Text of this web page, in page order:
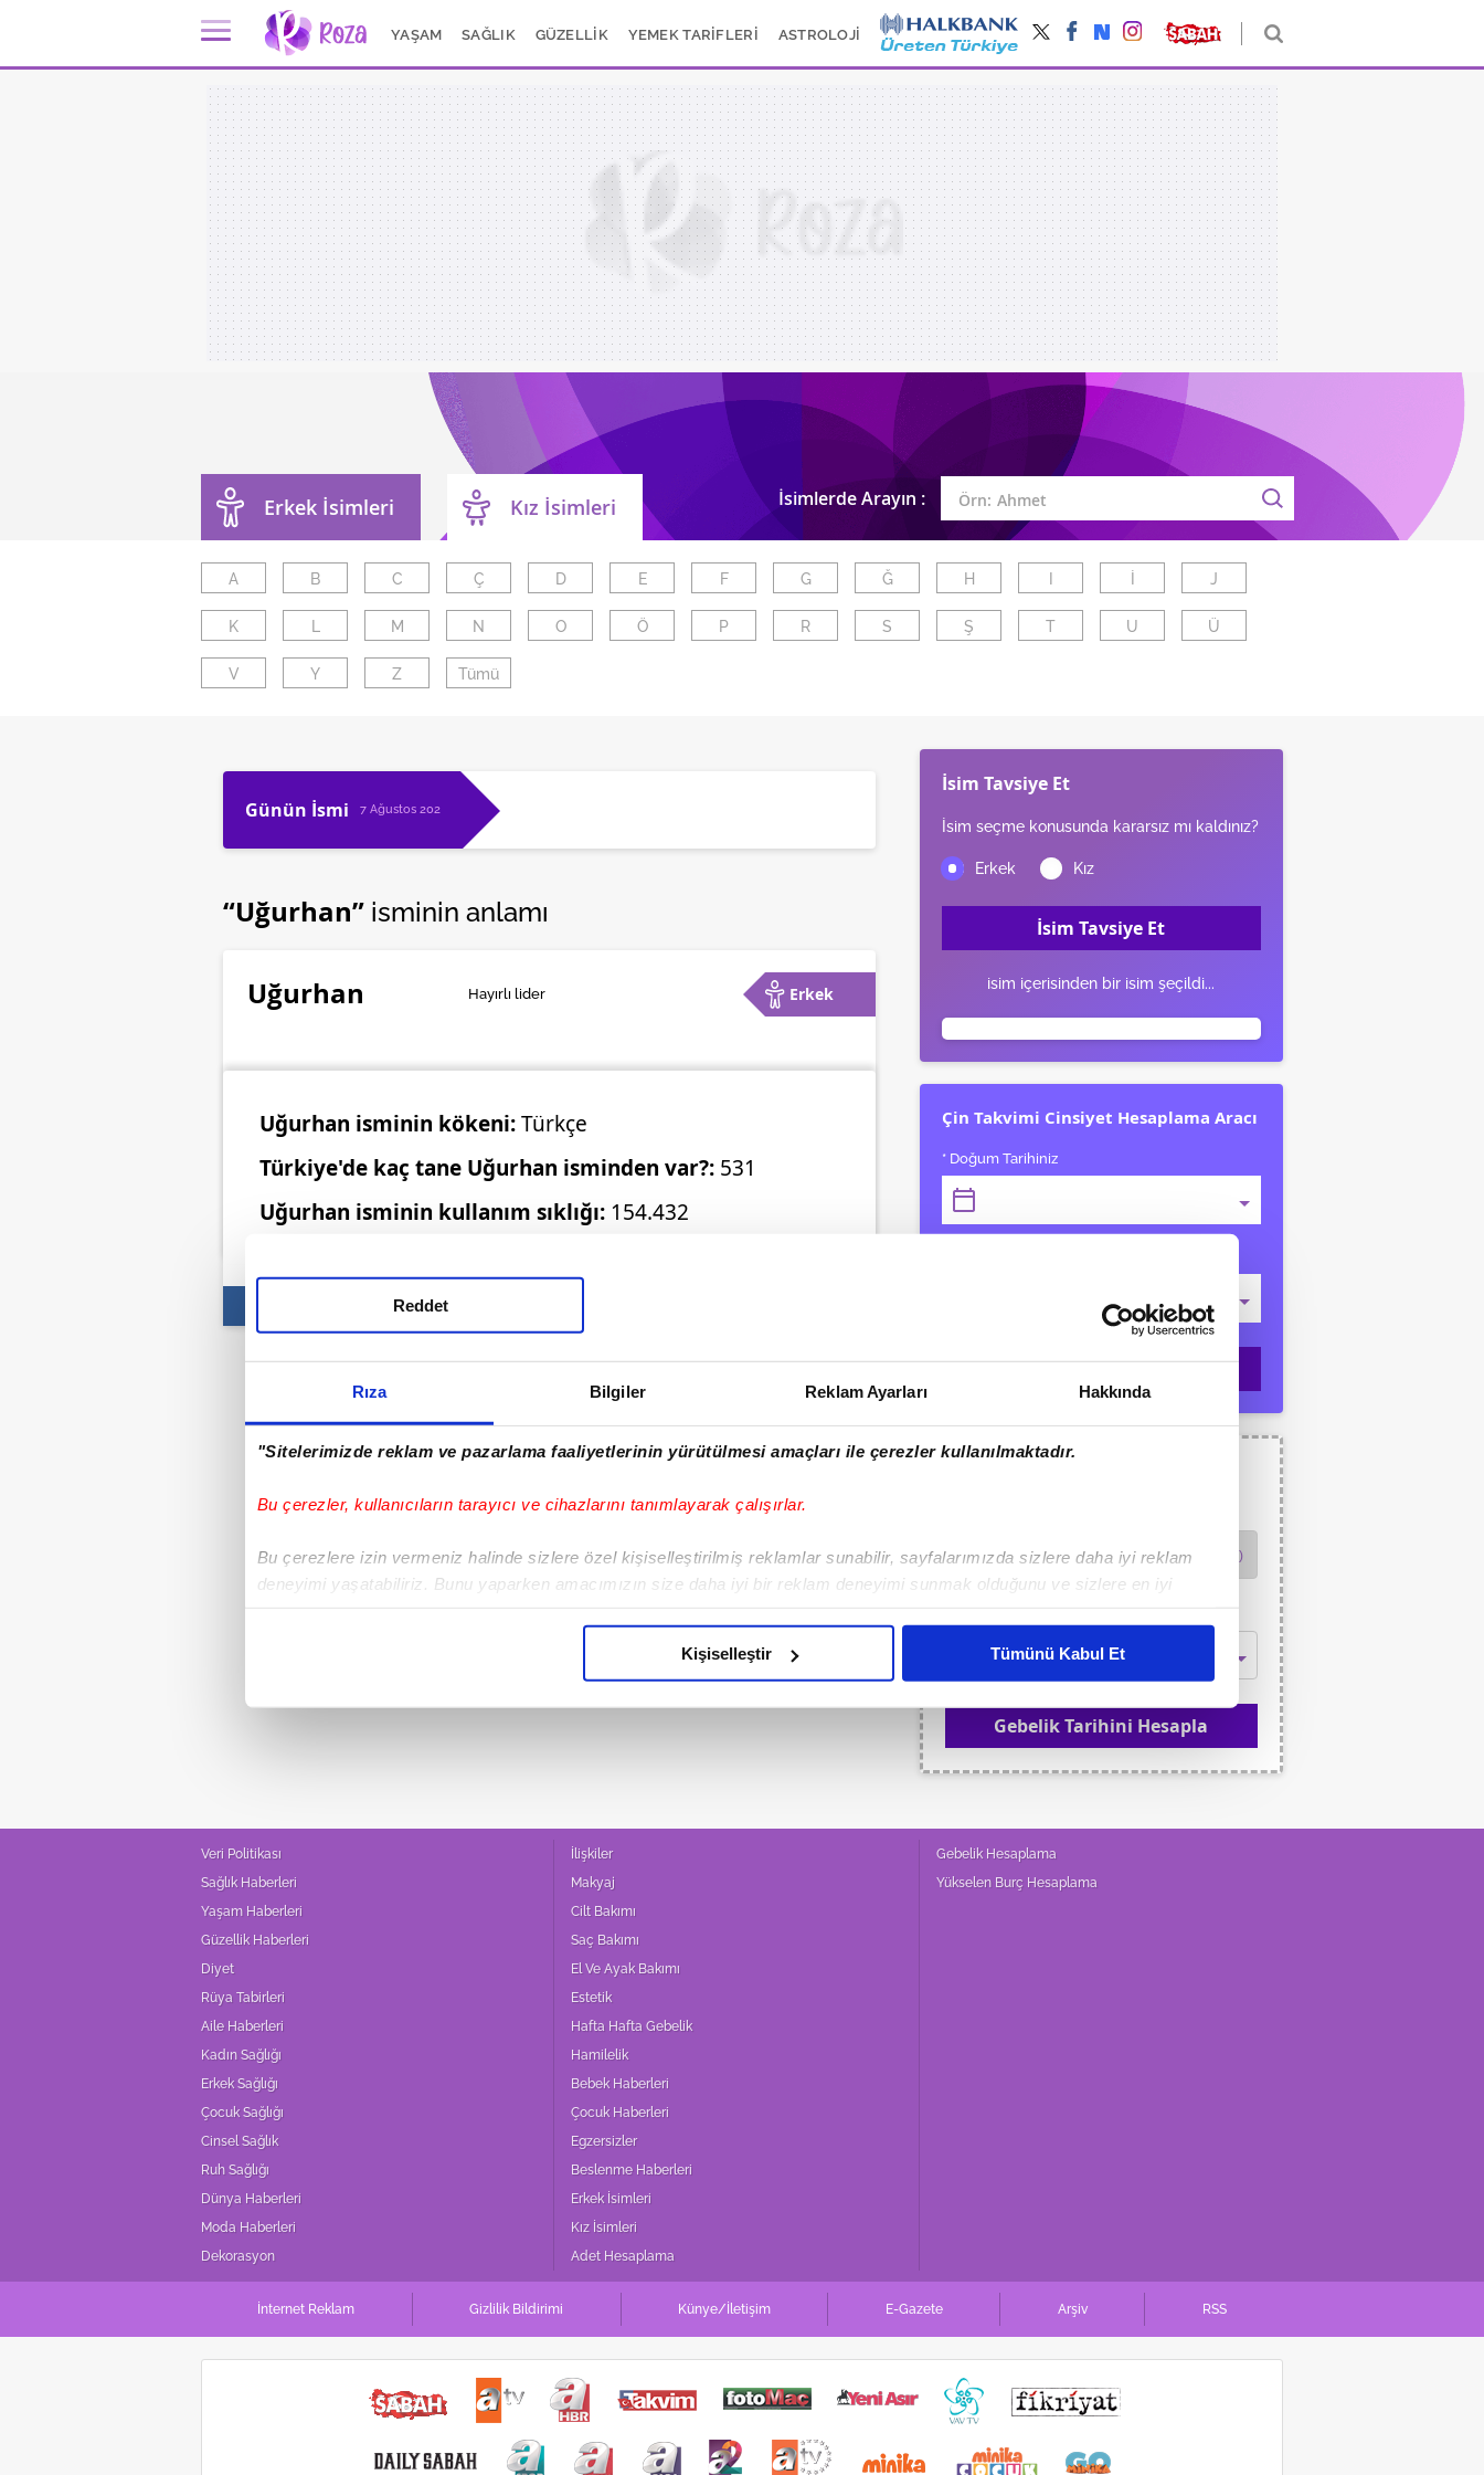
Rıza Bilgiler Reklam Ayarları Hakkında
"Sitelerimizde reklam ve pazarlama faaliyetlerinin yürütülmesi amaçları ile çerezler kullanılmaktadır.
Bu çerezler, kullanıcıların tarayıcı ve cihazlarını tanımlayarak çalışırlar.
Bu çerezlere izin vermeniz halinde sizlere özel kişiselleştirilmiş reklamlar sunabilir, sayfalarımızda sizlere daha iyi reklam
deneyimi yaşatabiliriz. Bunu yaparken amacımızın size daha iyi bir reklam deneyimi sunmak olduğunu ve sizlere en iyi
Sizlere daha iyi bir hizmet sunabilmek için İnternet Sitemizde kendimize ve üçüncü kişilere ait çerezler kullanılmaktadır. Bu
çerezler vasıtasıyla çeşitli kişisel verileriniz işlenmekte olup gerekli olan çerezler bilgi toplumu hizmetlerinin sunulması
Çerezlere ilişkin tercihlerinizi aşağıda yer alan panel vasıtasıyla belirleyebilirsiniz. Çerezlere ilişkin detaylı bilgi için Ayarlar
butonuna tıklayabilir,
Çerez Bilgilendirme Metnimizi
6698 sayılı Kişisel Verilerin Korunması Kanunu uyarınca hazırlanmış Aydınlatma Metnimizi okumak ve sitemizde ilgili
mevzuata uygun olarak kullanılan çerezlerle ilgili bilgi almak için lütfen
Reddet
Kişiselleştir Tümünü Kabul Et
YAŞAM SAĞLIK GÜZELLİK YEMEK TARİFLERİ ASTROLOJİ
İsimlerde Arayın :
Erkek İsimleri Kız İsimleri
A B C Ç D E F G Ğ H J
K M N O Ö P R S Ş T U Ü
V Y Z Tümü
Günün İsmi 7 Ağustos 2026
“Uğurhan” isminin anlamı
Erkek
Uğurhan Hayırlı lider
Uğurhan isminin kökeni:Türkçe
Türkiye'de kaç tane Uğurhan isminden var?: 531
Uğurhan isminin kullanım sıklığı: 154.432
İsim Tavsiye Et
İsim seçme konusunda kararsız mı kaldınız?
İsim Tavsiye Et
isim içerisinden bir isim şeçildi...
Çin Takvimi Cinsiyet Hesaplama Aracı
* Doğum Tarihiniz
Cinsiyet Hesapla
Gebelik Tarihini Hesapla
Veri Politikası
Sağlık Haberleri
Yaşam Haberleri
Güzellik Haberleri
Diyet
Rüya Tabirleri
Aile Haberleri
Kadın Sağlığı
Erkek Sağlığı
Çocuk Sağlığı
Cinsel Sağlık
Ruh Sağlığı
Dünya Haberleri
Moda Haberleri
Dekorasyon
İlişkiler
Makyaj
Cilt Bakımı
Saç Bakımı
El Ve Ayak Bakımı
Estetik
Hafta Hafta Gebelik
Hamilelik
Bebek Haberleri
Çocuk Haberleri
Egzersizler
Beslenme Haberleri
Erkek İsimleri
Kız İsimleri
Adet Hesaplama
Gebelik Hesaplama
Yükselen Burç Hesaplama
İnternet Reklam Gizlilik Bildirimi Künye/İletişim E-Gazete Arşiv RSS